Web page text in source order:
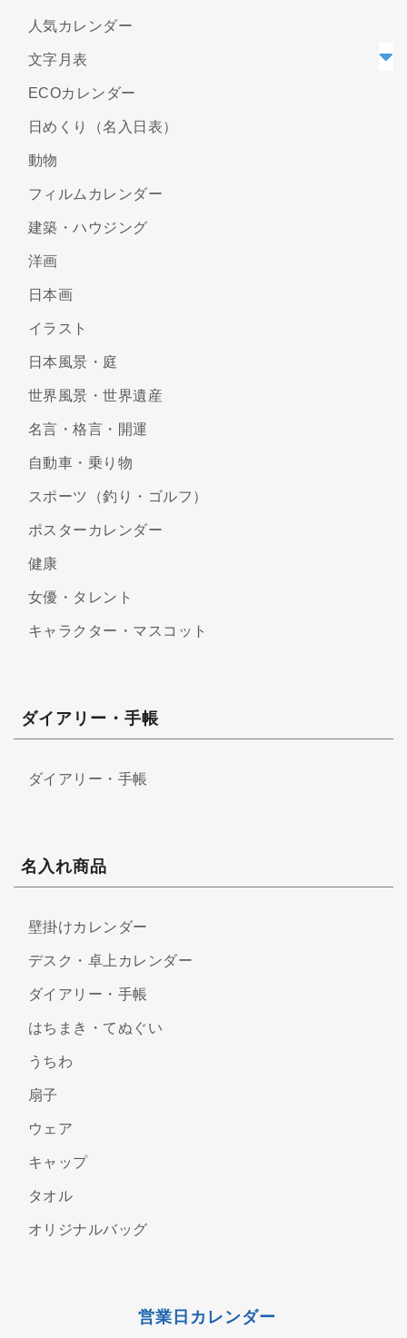
人気カレンダー
文字月表
ECOカレンダー
日めくり（名入日表）
動物
フィルムカレンダー
建築・ハウジング
洋画
日本画
イラスト
日本風景・庭
世界風景・世界遺産
名言・格言・開運
自動車・乗り物
スポーツ（釣り・ゴルフ）
ポスターカレンダー
健康
女優・タレント
キャラクター・マスコット
ダイアリー・手帳
ダイアリー・手帳
名入れ商品
壁掛けカレンダー
デスク・卓上カレンダー
ダイアリー・手帳
はちまき・てぬぐい
うちわ
扇子
ウェア
キャップ
タオル
オリジナルバッグ
営業日カレンダー